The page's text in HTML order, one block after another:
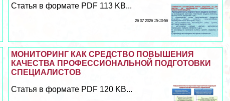
Статья в формате PDF 113 KB...
26 07 2026 15:10:56
МОНИТОРИНГ КАК СРЕДСТВО ПОВЫШЕНИЯ
КАЧЕСТВА ПРОФЕССИОНАЛЬНОЙ ПОДГОТОВКИ
СПЕЦИАЛИСТОВ
Статья в формате PDF 120 KB...